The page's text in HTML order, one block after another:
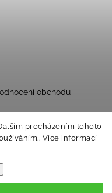
procházením tohoto
Více informací
obchodu